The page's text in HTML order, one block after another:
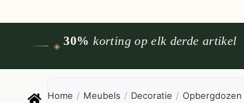
◈ 30% korting op elk derde artikel
Home / Meubels / Decoratie /